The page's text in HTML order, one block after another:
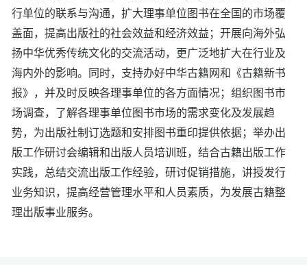
行单位的联系与沟通，扩大理事单位图书在全国的市场覆
盖面，提高出版社的社会效益和经济效益；开展向海外弘
扬中华优秀传统文化的交流活动，更广泛地扩大在行业及
海内外的影响。同时，支持办好中华古籍网和《古籍新书
报》，并及时反映各理事单位的各方面情况；组织图书市
场调查，了解各理事单位图书市场的需求变化及发展趋
势，为出版社制订选题和安排图书重印提供依据；举办出
版工作研讨会编辑和出版人员培训班，结合古籍出版工作
实践，总结交流出版工作经验，研讨促销措施，讲授发行
业务知识，提高经营管理水平和人员素质，为发展古籍整
理出版事业服务。